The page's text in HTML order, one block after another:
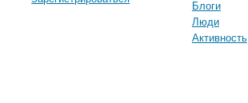
Блоги
Люди
Активность